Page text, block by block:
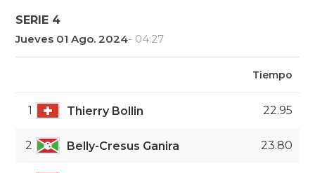
SERIE 4
Jueves 01 Ago. 2024- 04:27
Tiempo
1 Thierry Bollin 22.95
2 Belly-Cresus Ganira 23.80